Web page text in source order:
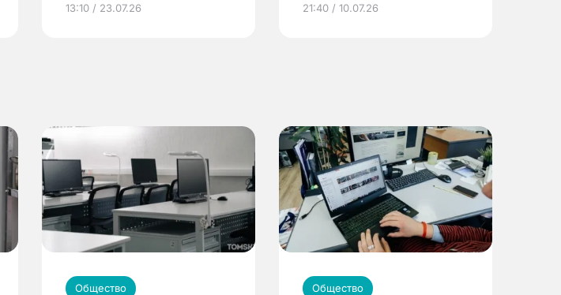
по ОМС!
13:10 / 23.07.26 21:40 / 10.07.26
Общество Общество